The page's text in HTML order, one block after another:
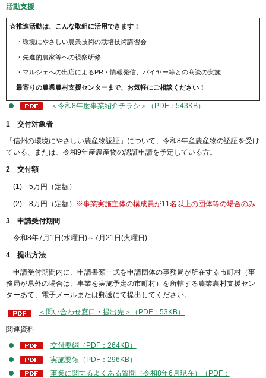
活動支援
☆推進活動は、こんな取組に活用できます！
・環境にやさしい農業技術の栽培技術講習会
・先進的農家等への視察研修
・マルシェへの出店によるPR・情報発信、バイヤー等との商談の実施
最寄りの農業農村支援センターまで、お気軽にご相談ください！
＜令和8年度事業紹介チラシ＞（PDF：543KB）
1 交付対象者
「信州の環境にやさしい農産物認証」について、令和8年産農産物の認証を受け
ている、または、令和9年産農産物の認証申請を予定している方。
2 交付額
(1) 5万円（定額）
(2) 8万円（定額） ※事業実施主体の構成員が11名以上の団体等の場合のみ
3 申請受付期間
令和8年7月1日(水曜日)～7月21日(火曜日)
4 提出方法
申請受付期間内に、申請書類一式を申請団体の事務局が所在する市町村（事
務局が県外の場合は、事業を実施予定の市町村）を所轄する農業農村支援セン
ターあて、電子メールまたは郵送にて提出してください。
＜問い合わせ窓口・提出先＞（PDF：53KB）
関連資料
交付要綱（PDF：264KB）
実施要領（PDF：296KB）
事業に関するよくある質問（令和8年6月現在）（PDF：